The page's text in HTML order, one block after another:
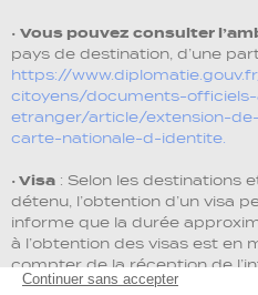
• Vous pouvez consulter
pays de destination, d’une
https://
citoyens/documents-
etranger/article/extension-
carte-nationale-d-identite.
• Visa : Selon les destinations
détenu, l’obtention d’un visa
informe que la durée
à l’obtention des visas est en
compter de la réception de
requis par l’ambassade ou le